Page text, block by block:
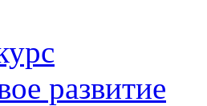
развитие